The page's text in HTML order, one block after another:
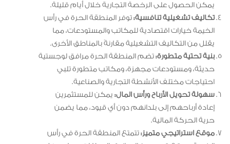
يمكن الحصول على الرخصة التجارية خلال أيام قليلة.
تكاليف تشغيلية تنافسية:توفر المنطقة الحرة في رأس
الخيمة خيارات اقتصادية للمكاتب والمستودعات، مما
يقلل من التكاليف التشغيلية مقارنةً بالمناطق الأخرى.
بنية تحتية متطورة:تضم المنطقة الحرة مرافق لوجستية
حديثة، ومستودعات مجهزة، ومكاتب متطورة تلبي
احتياجات مختلف الأنشطة التجارية والصناعية.
سهولة تحويل الأرباح ورأس المال: يمكن للمستثمرين
إعادة أرباحهم إلى بلدانهم دون أي قيود، مما يضمن
حرية الحركة المالية.
موقع استراتيجي متميز:تتمتع المنطقة الحرة في رأس